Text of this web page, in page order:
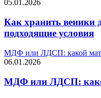
05.01.2026
Как хранить веники
подходящие условия
МДФ или ЛДСП: какой
06.01.2026
МДФ или ЛДСП: